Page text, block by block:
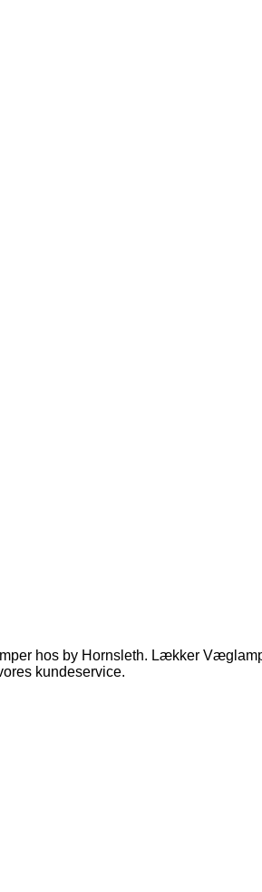
hos by Hornsleth. Lækker
kundeservice.